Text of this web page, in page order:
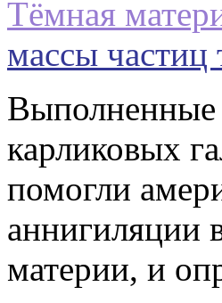
Тёмная
массы частиц
Выполненные
карликовых
помогли
аннигиляции
материи, и